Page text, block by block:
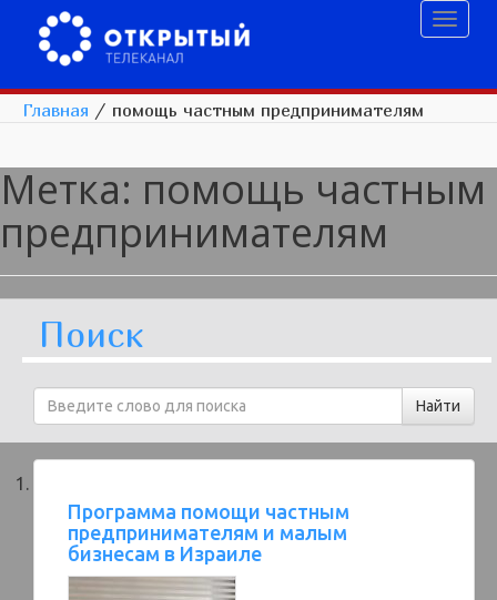
Главная / помощь частным предпринимателям
Метка: помощь частным
предпринимателям
Поиск
Программа помощи частным
предпринимателям и малым
бизнесам в Израиле